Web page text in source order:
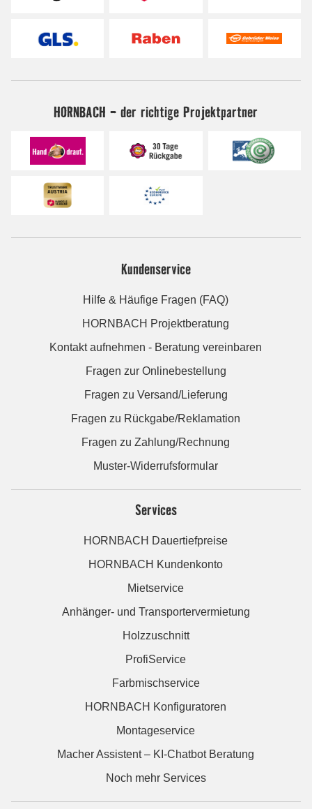
HORNBACH - der richtige Projektpartner
Kundenservice
Hilfe & Häufige Fragen (FAQ)
HORNBACH Projektberatung
Kontakt aufnehmen - Beratung vereinbaren
Fragen zur Onlinebestellung
Fragen zu Versand/Lieferung
Fragen zu Rückgabe/Reklamation
Fragen zu Zahlung/Rechnung
Muster-Widerrufsformular
Services
HORNBACH Dauertiefpreise
HORNBACH Kundenkonto
Mietservice
Anhänger- und Transportervermietung
Holzzuschnitt
ProfiService
Farbmischservice
HORNBACH Konfiguratoren
Montageservice
Macher Assistent – KI-Chatbot Beratung
Noch mehr Services